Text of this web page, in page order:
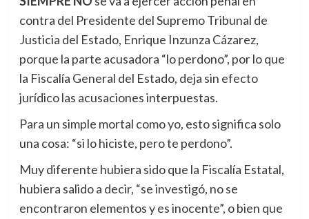
contra del Presidente del Supremo Tribunal de
Justicia del Estado, Enrique Inzunza Cázarez,
porque la parte acusadora “lo perdono”, por lo que
la Fiscalía General del Estado, deja sin efecto
jurídico las acusaciones interpuestas.
Para un simple mortal como yo, esto significa solo
una cosa: “si lo hiciste, pero te perdono”.
Muy diferente hubiera sido que la Fiscalía Estatal,
hubiera salido a decir, “se investigó, no se
encontraron elementos y es inocente”, o bien que